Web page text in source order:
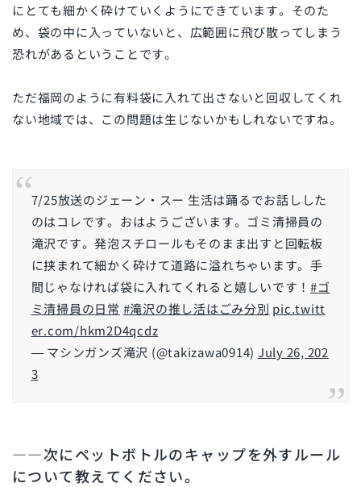
にとても細かく砕けていくようにできています。そのた
め、袋の中に入っていないと、広範囲に飛び散ってしまう
恐れがあるということです。
ただ福岡のように有料袋に入れて出さないと回収してくれ
ない地域では、この問題は生じないかもしれないですね。
7/25放送のジェーン・スー 生活は踊るでお話しした
のはコレです。おはようございます。ゴミ清掃員の
滝沢です。発泡スチロールもそのまま出すと回転板
に挟まれて細かく砕けて道路に溢れちゃいます。手
間じゃなければ袋に入れてくれると嬉しいです！ #ゴ
ミ清掃員の日常 #滝沢の推し活はごみ分別 pic.twitt
er.com/hkm2D4qcdz
— マシンガンズ滝沢 (@takizawa0914) July 26, 202
3
――次にペットボトルのキャップを外すルール
について教えてください。